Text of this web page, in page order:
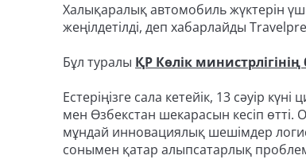
Халықаралық автомобиль жүктерін
жеңілдетілді, деп хабарлайды
Бұл туралы ҚР Көлік
Естеріңізге сала кетейік, 13 сәуір
мен Өзбекстан шекарасын кесіп өтті.
мұндай инновациялық шешімдер
сонымен қатар алыпсатарлық